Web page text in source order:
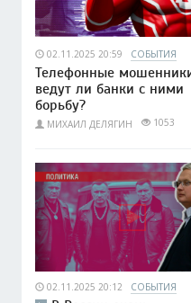
02.11.2025 20:59 СОБЫТИЯ
Телефонные
ведут ли банки с ними
борьбу?
МИХАИЛ ДЕЛЯГИН 1053
02.11.2025 20:12 СОБЫТИЯ